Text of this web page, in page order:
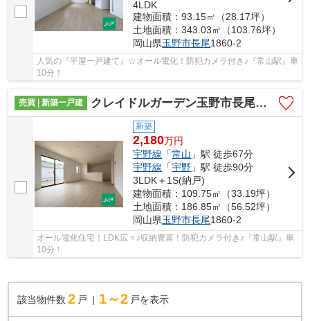
4LDK
建物面積：93.15㎡（28.17坪）
土地面積：343.03㎡（103.76坪）
岡山県玉野市長尾1860-2
人気の『平屋一戸建て』☆オール電化！防犯カメラ付き♪『常山駅』車
10分！
売買 | 新築一戸建 クレイドルガーデン玉野市長尾第9 (全3棟)
新築
2,180万円
宇野線 「常山 」駅 徒歩67分
宇野線 「宇野 」駅 徒歩90分
3LDK＋1S(納戸)
建物面積：109.75㎡（33.19坪）
土地面積：186.85㎡（56.52坪）
岡山県玉野市長尾1860-2
オール電化住宅！LDK広々♪収納豊富！防犯カメラ付き♪『常山駅』車
10分！
該当物件数 2 戸 1～2 戸を表示